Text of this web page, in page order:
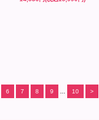
6 7 8 9 10 >